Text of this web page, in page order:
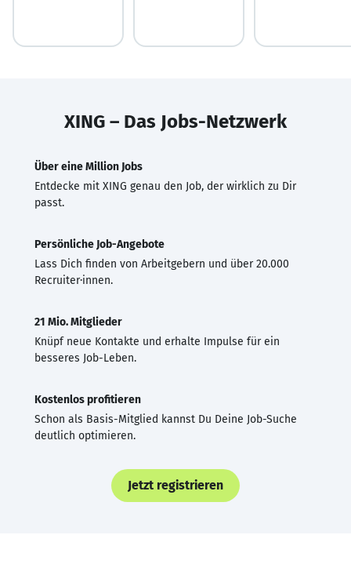
XING – Das Jobs-Netzwerk
Über eine Million Jobs
Entdecke mit XING genau den Job, der wirklich zu Dir
passt.
Persönliche Job-Angebote
Lass Dich finden von Arbeitgebern und über 20.000
Recruiter·innen.
21 Mio. Mitglieder
Knüpf neue Kontakte und erhalte Impulse für ein
besseres Job-Leben.
Kostenlos profitieren
Schon als Basis-Mitglied kannst Du Deine Job-Suche
deutlich optimieren.
Jetzt registrieren